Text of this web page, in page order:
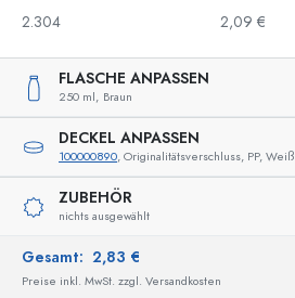
2.304
2,09 €
FLASCHE ANPASSEN
250 ml, Braun
DECKEL ANPASSEN
100000890, Originalitätsverschluss, PP, Weiß
ZUBEHÖR
nichts ausgewählt
Gesamt: 2,83 €
Preise inkl. MwSt. zzgl. Versandkosten